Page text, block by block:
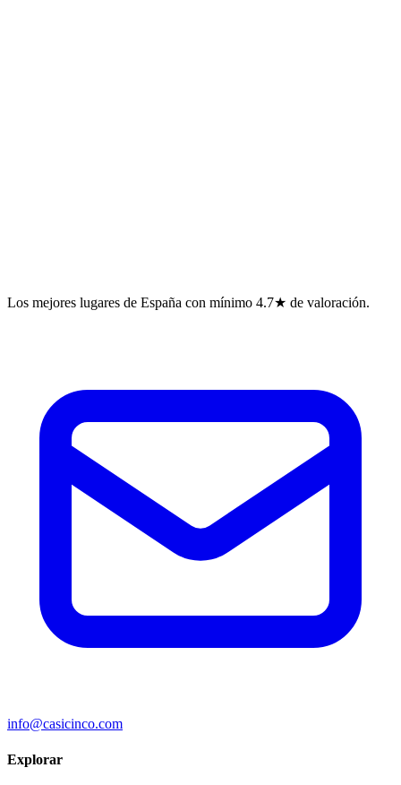
Los mejores lugares de España con mínimo 4.7★ de valoración.
info@casicinco.com
Explorar